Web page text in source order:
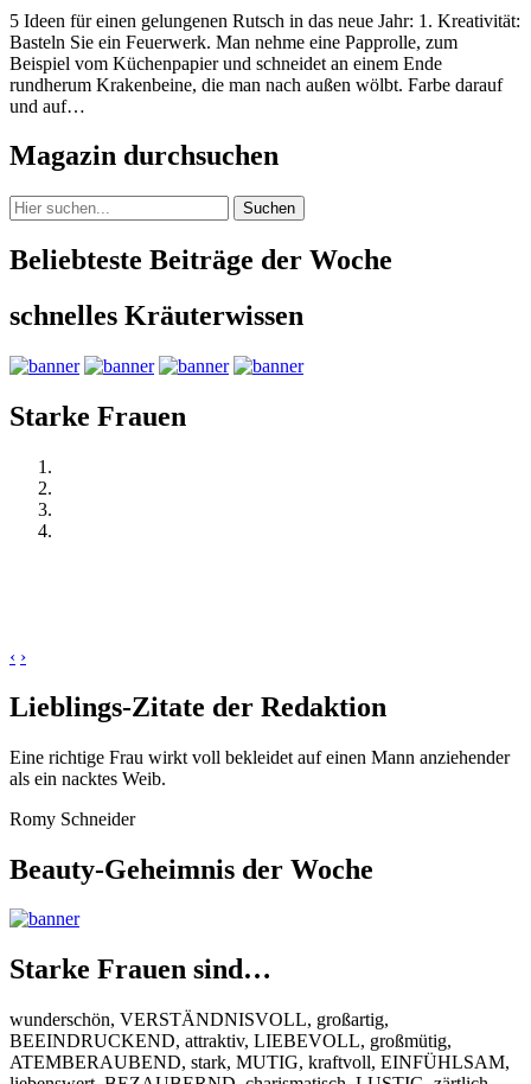
5 Ideen für einen gelungenen Rutsch in das neue Jahr: 1. Kreativität:
Basteln Sie ein Feuerwerk. Man nehme eine Papprolle, zum
Beispiel vom Küchenpapier und schneidet an einem Ende
rundherum Krakenbeine, die man nach außen wölbt. Farbe darauf
und auf…
Magazin durchsuchen
Suchen
Beliebteste Beiträge der Woche
schnelles Kräuterwissen
Starke Frauen
‹ ›
Lieblings-Zitate der Redaktion
Eine richtige Frau wirkt voll bekleidet auf einen Mann anziehender
als ein nacktes Weib.
Romy Schneider
Beauty-Geheimnis der Woche
Starke Frauen sind…
wunderschön, VERSTÄNDNISVOLL, großartig,
BEEINDRUCKEND, attraktiv, LIEBEVOLL, großmütig,
ATEMBERAUBEND, stark, MUTIG, kraftvoll, EINFÜHLSAM,